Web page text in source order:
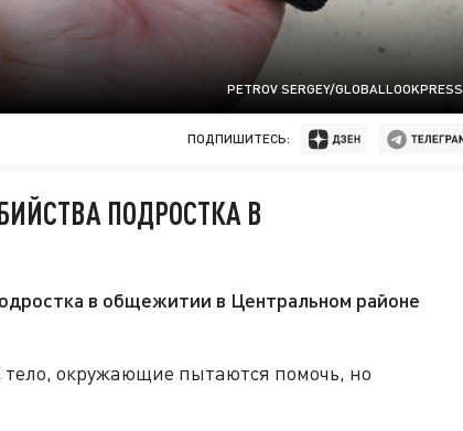
PETROV SERGEY/GLOBALLOOKPRESS
ПОДПИШИТЕСЬ:
ПОДРОСТКА В
в общежитии в Центральном районе
окружающие пытаются помочь, но